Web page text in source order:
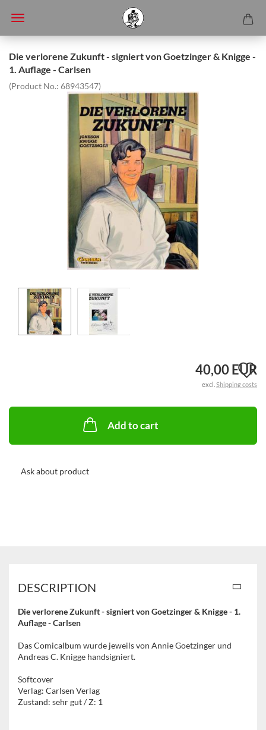
Die verlorene Zukunft - signiert von Goetzinger & Knigge -
1. Auflage - Carlsen
(Product No.: 68943547)
40,00 EUR
excl. Shipping costs
Add to cart
Ask about product
DESCRIPTION
Die verlorene Zukunft - signiert von Goetzinger & Knigge - 1.
Auflage - Carlsen
Das Comicalbum wurde jeweils von Annie Goetzinger und
Andreas C. Knigge handsigniert.
Softcover
Verlag: Carlsen Verlag
Zustand: sehr gut / Z: 1